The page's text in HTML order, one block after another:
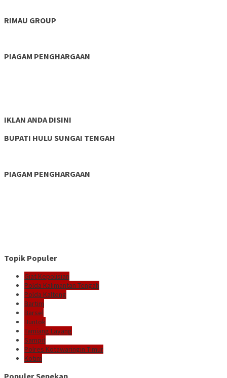
RIMAU GROUP
PIAGAM PENGHARGAAN
IKLAN ANDA DISINI
BUPATI HULU SUNGAI TENGAH
PIAGAM PENGHARGAAN
Topik Populer
Giat Kepolisian
Polda Kalimantan Tengah
Polda Kalteng
Bartim
Barsel
Buntok
Tamiang Layang
Sampit
Polres Kotawaringin Timur
Kotim